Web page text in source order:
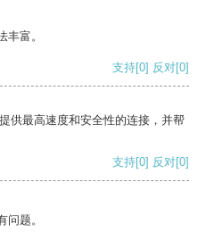
富。
支持[0] 反对[0]
供最高速度和安全性的连接，并帮
支持[0] 反对[0]
题。